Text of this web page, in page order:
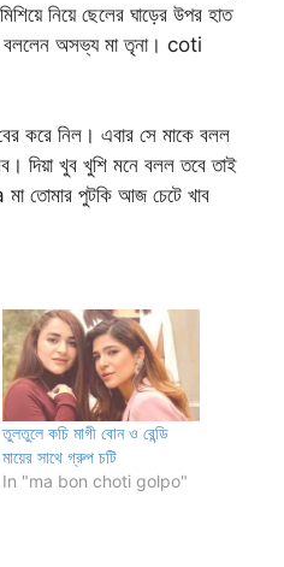
নিয়ে ছেলের ঘাড়ের উপর হাত
বললেন অসভ্য মা তৃনা। coti
করে নিল। এবার সে মাকে বলল
দিয়া খুব খুশি মনে বলল তবে তাই
পুটকি আজ চেটে খাব
তুলতুলে কচি মাগী বোন ও রেন্ডি
মায়ের সাথে গ্রুপ চটি
In "ma bon choti golpo"